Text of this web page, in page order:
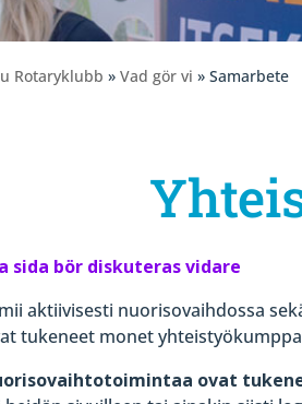
Rotaryklubb » Vad gör vi » Samarbete
sida bör diskuteras vidare
aktiivisesti nuorisovaihdossa
tukeneet monet
ovat